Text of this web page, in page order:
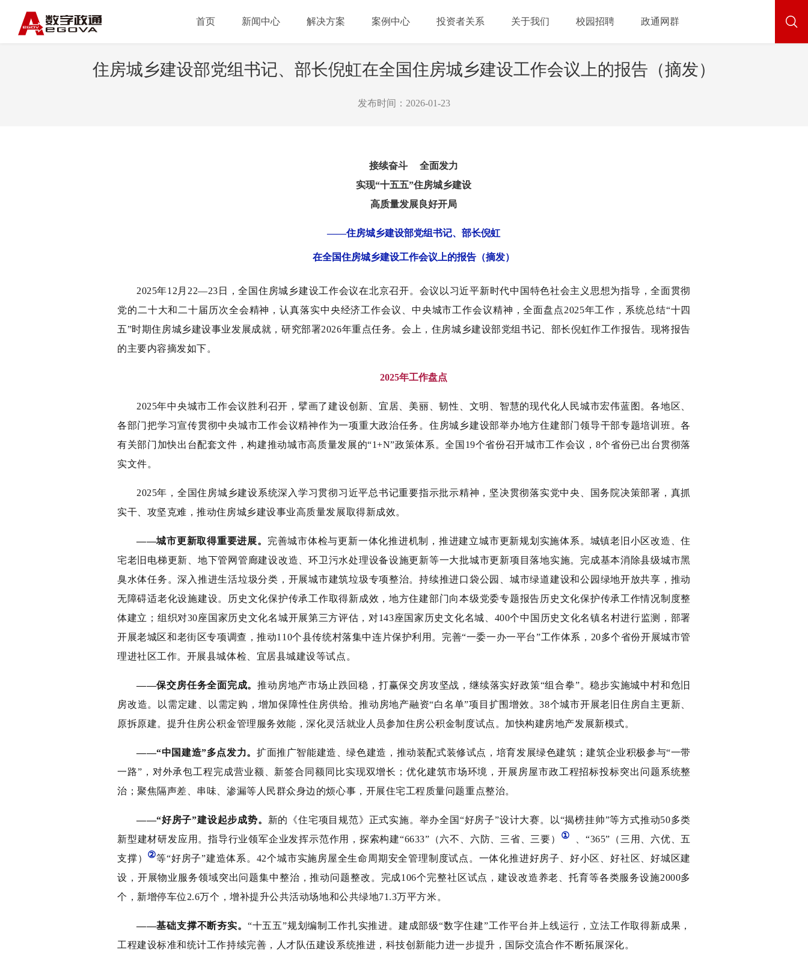
首页 新闻中心 解决方案 案例中心 投资者关系 关于我们 校园招聘 政通网群
住房城乡建设部党组书记、部长倪虹在全国住房城乡建设工作会议上的报告（摘发）
发布时间：2026-01-23
接续奋斗 全面发力
实现“十五五”住房城乡建设
高质量发展良好开局
——住房城乡建设部党组书记、部长倪虹
在全国住房城乡建设工作会议上的报告（摘发）
2025年12月22—23日，全国住房城乡建设工作会议在北京召开。会议以习近平新时代中国特色社会主义思想为指导，全面贯彻
党的二十大和二十届历次全会精神，认真落实中央经济工作会议、中央城市工作会议精神，全面盘点2025年工作，系统总结“十四
五”时期住房城乡建设事业发展成就，研究部署2026年重点任务。会上，住房城乡建设部党组书记、部长倪虹作工作报告。现将报告
的主要内容摘发如下。
2025年工作盘点
2025年中央城市工作会议胜利召开，擘画了建设创新、宜居、美丽、韧性、文明、智慧的现代化人民城市宏伟蓝图。各地区、
各部门把学习宣传贯彻中央城市工作会议精神作为一项重大政治任务。住房城乡建设部举办地方住建部门领导干部专题培训班。各
有关部门加快出台配套文件，构建推动城市高质量发展的“1+N”政策体系。全国19个省份召开城市工作会议，8个省份已出台贯彻落
实文件。
2025年，全国住房城乡建设系统深入学习贯彻习近平总书记重要指示批示精神，坚决贯彻落实党中央、国务院决策部署，真抓
实干、攻坚克难，推动住房城乡建设事业高质量发展取得新成效。
——城市更新取得重要进展。 完善城市体检与更新一体化推进机制，推进建立城市更新规划实施体系。城镇老旧小区改造、住
宅老旧电梯更新、地下管网管廊建设改造、环卫污水处理设备设施更新等一大批城市更新项目落地实施。完成基本消除县级城市黑
臭水体任务。深入推进生活垃圾分类，开展城市建筑垃圾专项整治。持续推进口袋公园、城市绿道建设和公园绿地开放共享，推动
无障碍适老化设施建设。历史文化保护传承工作取得新成效，地方住建部门向本级党委专题报告历史文化保护传承工作情况制度整
体建立；组织对30座国家历史文化名城开展第三方评估，对143座国家历史文化名城、400个中国历史文化名镇名村进行监测，部署
开展老城区和老街区专项调查，推动110个县传统村落集中连片保护利用。完善“一委一办一平台”工作体系，20多个省份开展城市管
理进社区工作。开展县城体检、宜居县城建设等试点。
——保交房任务全面完成。推动房地产市场止跌回稳，打赢保交房攻坚战，继续落实好政策“组合拳”。稳步实施城中村和危旧
房改造。以需定建、以需定购，增加保障性住房供给。推动房地产融资“白名单”项目扩围增效。38个城市开展老旧住房自主更新、
原拆原建。提升住房公积金管理服务效能，深化灵活就业人员参加住房公积金制度试点。加快构建房地产发展新模式。
——“中国建造”多点发力。 扩面推广智能建造、绿色建造，推动装配式装修试点，培育发展绿色建筑；建筑企业积极参与“一带
一路”，对外承包工程完成营业额、新签合同额同比实现双增长；优化建筑市场环境，开展房屋市政工程招标投标突出问题系统整
治；聚焦隔声差、串味、渗漏等人民群众身边的烦心事，开展住宅工程质量问题重点整治。
——“好房子”建设起步成势。 新的《住宅项目规范》正式实施。举办全国“好房子”设计大赛。以“揭榜挂帅”等方式推动50多类
新型建材研发应用。指导行业领军企业发挥示范作用，探索构建“6633” （六不、六防、三省、三要） ①
、“365”（三用、六优、五
支撑） ②等“好房子”建造体系。42个城市实施房屋全生命周期安全管理制度试点。一体化推进好房子、好小区、好社区、好城区建
设，开展物业服务领域突出问题集中整治，推动问题整改。完成106个完整社区试点，建设改造养老、托育等各类服务设施2000多
个，新增停车位2.6万个，增补提升公共活动场地和公共绿地71.3万平方米。
——基础支撑不断夯实。 “十五五”规划编制工作扎实推进。建成部级“数字住建”工作平台并上线运行，立法工作取得新成果，
工程建设标准和统计工作持续完善，人才队伍建设系统推进，科技创新能力进一步提升，国际交流合作不断拓展深化。